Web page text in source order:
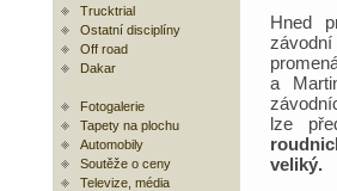
Trucktrial
Ostatní disciplíny
Off road
Dakar
Fotogalerie
Tapety na plochu
Automobily
Soutěže o ceny
Televize, média
Hned
a
lze
veliký.